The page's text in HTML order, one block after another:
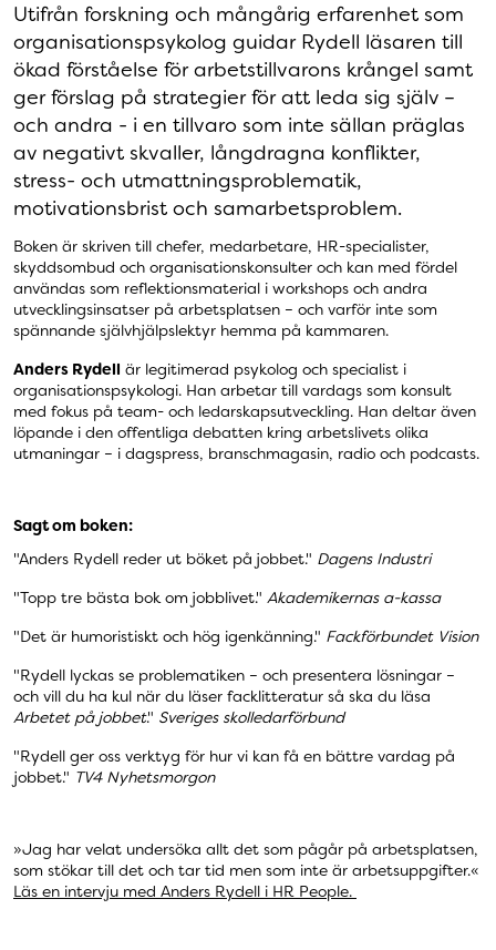
Utifrån forskning och mångårig erfarenhet som
organisationspsykolog guidar Rydell läsaren till
ökad förståelse för arbetstillvarons krångel samt
ger förslag på strategier för att leda sig själv –
och andra - i en tillvaro som inte sällan präglas
av negativt skvaller, långdragna konflikter,
stress- och utmattningsproblematik,
motivationsbrist och samarbetsproblem.
Boken är skriven till chefer, medarbetare, HR-specialister,
skyddsombud och organisationskonsulter och kan med fördel
användas som reflektionsmaterial i workshops och andra
utvecklingsinsatser på arbetsplatsen – och varför inte som
spännande självhjälpslektyr hemma på kammaren.
Anders Rydell är legitimerad psykolog och specialist i
organisationspsykologi. Han arbetar till vardags som konsult
med fokus på team- och ledarskapsutveckling. Han deltar även
löpande i den offentliga debatten kring arbetslivets olika
utmaningar – i dagspress, branschmagasin, radio och podcasts.
Sagt om boken:
"Anders Rydell reder ut böket på jobbet." Dagens Industri
"Topp tre bästa bok om jobblivet." Akademikernas a-kassa
"Det är humoristiskt och hög igenkänning." Fackförbundet Vision
"Rydell lyckas se problematiken – och presentera lösningar –
och vill du ha kul när du läser facklitteratur så ska du läsa
Arbetet på jobbet." Sveriges skolledarförbund
"Rydell ger oss verktyg för hur vi kan få en bättre vardag på
jobbet." TV4 Nyhetsmorgon
»Jag har velat undersöka allt det som pågår på arbetsplatsen,
som stökar till det och tar tid men som inte är arbetsuppgifter.«
Läs en intervju med Anders Rydell i HR People.